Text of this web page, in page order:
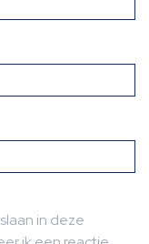
in deze